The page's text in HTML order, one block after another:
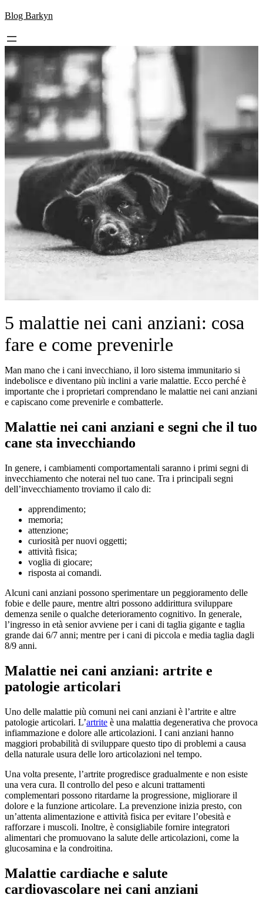
Skip
content
Blog Barkyn
5 malattie nei cani anziani: cosa
fare e come prevenirle
Man mano che i cani invecchiano, il loro sistema immunitario si
indebolisce e diventano più inclini a varie malattie. Ecco perché è
importante che i proprietari comprendano le malattie nei cani anziani
e capiscano come prevenirle e combatterle.
Malattie nei cani anziani e segni che il tuo
cane sta invecchiando
In genere, i cambiamenti comportamentali saranno i primi segni di
invecchiamento che noterai nel tuo cane. Tra i principali segni
dell’invecchiamento troviamo il calo di:
apprendimento;
memoria;
attenzione;
curiosità per nuovi oggetti;
attività fisica;
voglia di giocare;
risposta ai comandi.
Alcuni cani anziani possono sperimentare un peggioramento delle
fobie e delle paure, mentre altri possono addirittura sviluppare
demenza senile o qualche deterioramento cognitivo. In generale,
l’ingresso in età senior avviene per i cani di taglia gigante e taglia
grande dai 6/7 anni; mentre per i cani di piccola e media taglia dagli
8/9 anni.
Malattie nei cani anziani: artrite e
patologie articolari
Uno delle malattie più comuni nei cani anziani è l’artrite e altre
patologie articolari. L’artrite è una malattia degenerativa che provoca
infiammazione e dolore alle articolazioni. I cani anziani hanno
maggiori probabilità di sviluppare questo tipo di problemi a causa
della naturale usura delle loro articolazioni nel tempo.
Una volta presente, l’artrite progredisce gradualmente e non esiste
una vera cura. Il controllo del peso e alcuni trattamenti
complementari possono ritardarne la progressione, migliorare il
dolore e la funzione articolare. La prevenzione inizia presto, con
un’attenta alimentazione e attività fisica per evitare l’obesità e
rafforzare i muscoli. Inoltre, è consigliabile fornire integratori
alimentari che promuovano la salute delle articolazioni, come la
glucosamina e la condroitina.
Malattie cardiache e salute
cardiovascolare nei cani anziani